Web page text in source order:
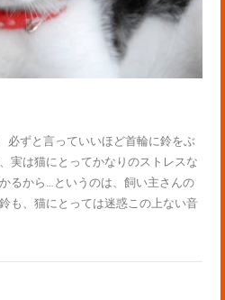
必ずと言っていいほど首輪に鈴をぶ
実は猫にとってかなりのストレスな
るから…というのは、飼い主さんの
も、猫にとっては迷惑この上ない音